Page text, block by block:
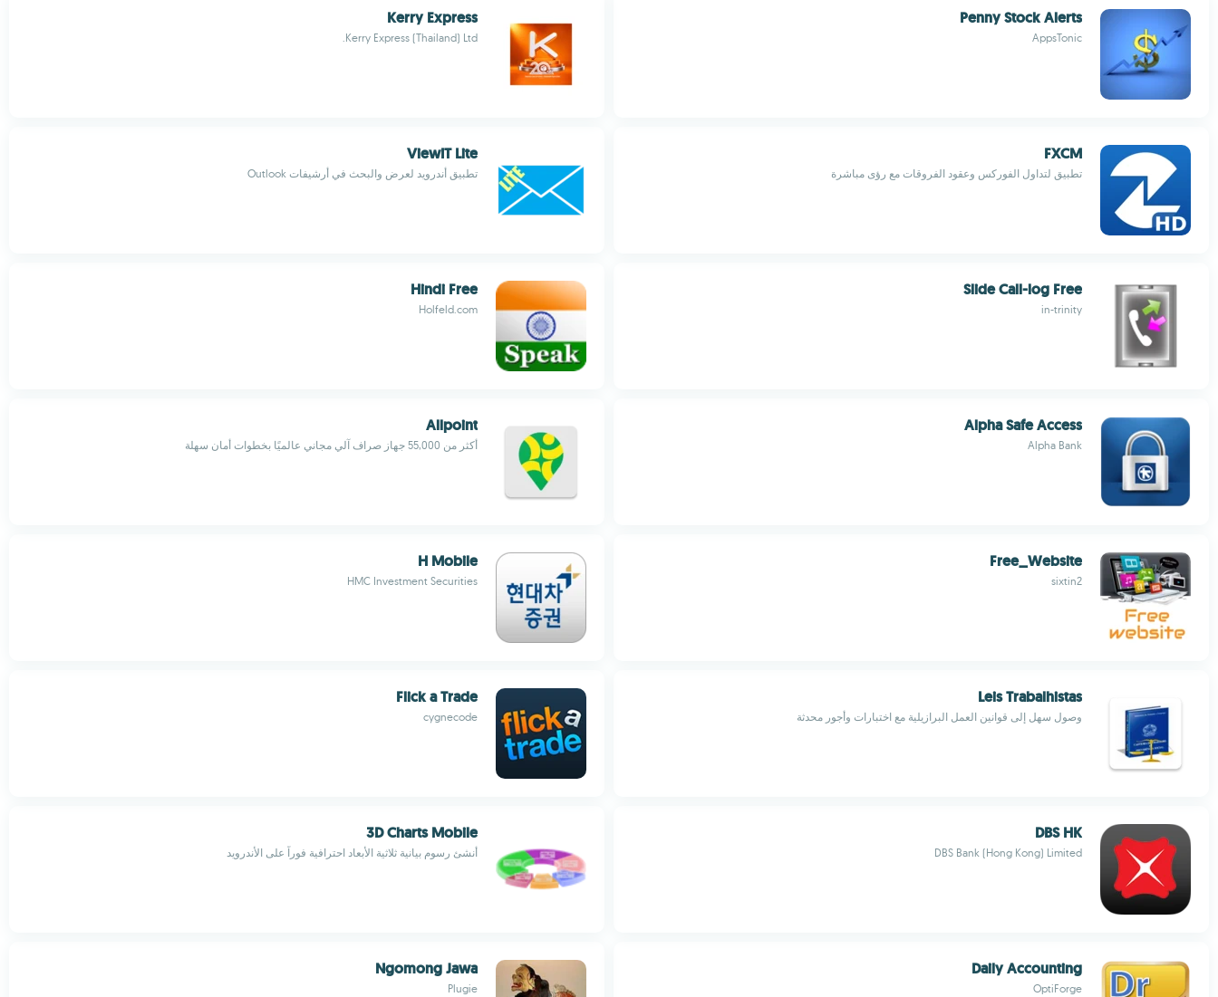
Penny Stock Alerts
AppsTonic
Kerry Express
Kerry Express (Thailand) Ltd.
FXCM
تطبيق لتداول الفوركس وعقود الفروقات مع رؤى مباشرة
ViewIT Lite
تطبيق أندرويد لعرض والبحث في أرشيفات Outlook
Slide Call-log Free
in-trinity
Hindi Free
Holfeld.com
Alpha Safe Access
Alpha Bank
Allpoint
أكثر من 55,000 جهاز صراف آلي مجاني عالميًا بخطوات أمان سهلة
Free_Website
sixtin2
H Mobile
HMC Investment Securities
Leis Trabalhistas
وصول سهل إلى قوانين العمل البرازيلية مع اختبارات وأجور محدثة
Flick a Trade
cygnecode
DBS HK
DBS Bank (Hong Kong) Limited
3D Charts Mobile
أنشئ رسوم بيانية ثلاثية الأبعاد احترافية فوراً على الأندرويد
Daily Accounting
OptiForge
Ngomong Jawa
Plugie